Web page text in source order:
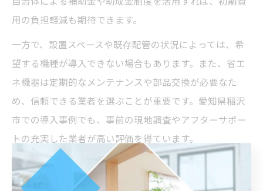
用の負担軽減も期待できます。
一方で、設置スペースや既存配管の状況によっては、希
望する機種が導入できない場合もあります。また、省エ
ネ機器は定期的なメンテナンスや部品交換が必要なた
め、信頼できる業者を選ぶことが重要です。愛知県稲沢
市での導入事例でも、事前の現地調査やアフターサポー
トの充実した業者が高い評価を得ています。
水回りリフォームでできる省エネ対策の実例